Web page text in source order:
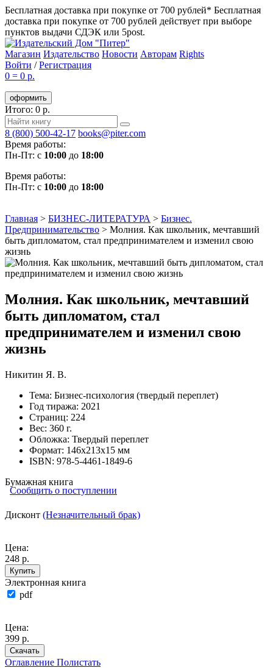
Бесплатная доставка при покупке от 700 рублей* Бесплатная
доставка при покупке от 700 рублей действует при выборе
пунктов выдачи СДЭК или 5post.
Магазин Издательство Новости Авторам Rights
Войти /Регистрация
0 = 0 р.
оформить
Итого: 0 р.
8 (800) 500-42-17 books@piter.com
Время работы:
Пн-Пт: с 10:00 до 18:00
Время работы:
Пн-Пт: с 10:00 до 18:00
Главная > БИЗНЕС-ЛИТЕРАТУРА > Бизнес.
Предпринимательство > Молния. Как школьник, мечтавший
быть дипломатом, стал предпринимателем и изменил свою
жизнь
Молния. Как школьник, мечтавший
быть дипломатом, стал
предпринимателем и изменил свою
жизнь
Никитин Я. В.
Тема: Бизнес-психология (твердый переплет)
Год тиража: 2021
Страниц: 224
Вес: 360 г.
Обложка: Твердый переплет
Формат: 146х213х15 мм
ISBN: 978-5-4461-1849-6
Бумажная книга
Сообщить о поступлении
Дисконт (Незначительный брак)
Цена:
248 р.
Купить
Электронная книга
pdf
Цена:
399 р.
Скачать
Оглавление Полистать